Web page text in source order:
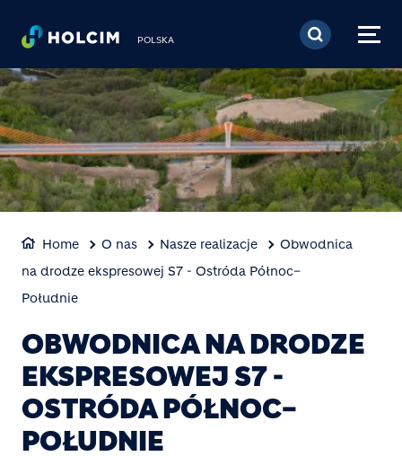
Przejdź do treści
POLSKA
Home O nas Nasze realizacje
Obwodnica
na drodze ekspresowej S7 - Ostróda Północ–
Południe
OBWODNICA NA DRODZE
EKSPRESOWEJ S7 -
OSTRÓDA PÓŁNOC–
POŁUDNIE